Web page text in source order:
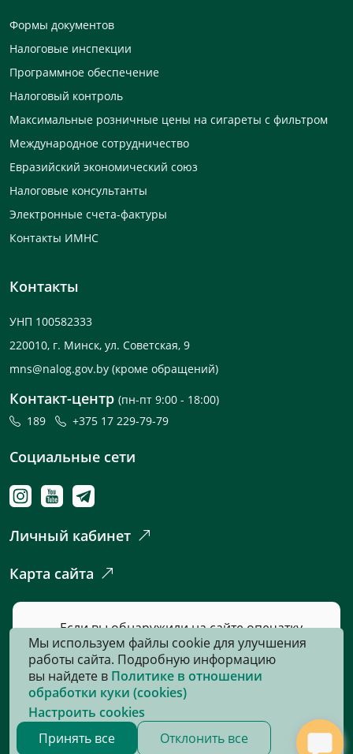
Формы документов
Налоговые инспекции
Программное обеспечение
Налоговый контроль
Максимальные розничные цены на сигареты с фильтром
Международное сотрудничество
Евразийский экономический союз
Налоговые консультанты
Электронные счета-фактуры
Контакты ИМНС
Контакты
УНП 100582333
220010, г. Минск, ул. Советская, 9
mns@nalog.gov.by (кроме обращений)
Контакт-центр (пн-пт 9:00 - 18:00)
189
+375 17 229-79-79
Социальные сети
Личный кабинет
Карта сайта
Если вы обнаружили на сайте опечатку
или неточность, пожалуйста, нажмите
сюдаи сообщите нам об этом.
© 2026, Все права защищены
Сайт разработан:«Информационно-издательский центр по
Мы используем файлы cookie для улучшения
работы сайта. Подробную информацию
вы найдете в Политике в отношении
обработки куки (cookies)
Настроить cookies
Принять все
Отклонить все